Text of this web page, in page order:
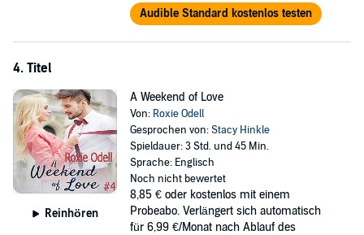
Audible Standard kostenlos testen
4. Titel
Reinhören
A Weekend of Love
Von: Roxie Odell
Gesprochen von:Stacy Hinkle
Spieldauer: 3 Std. und 45 Min.
Sprache: Englisch
Noch nicht bewertet
8,85 € oder kostenlos mit einem
Probeabo. Verlängert sich automatisch
für 6,99 €/Monat nach Ablauf des